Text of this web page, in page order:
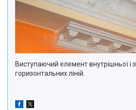
Виступаючий елемент внутрішньої і
горизонтальних ліній.